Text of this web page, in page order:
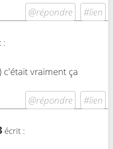
@répondre #lien
:
c'était vraiment ça
@répondre #lien
écrit :